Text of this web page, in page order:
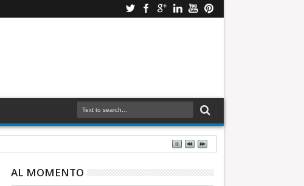
AL MOMENTO